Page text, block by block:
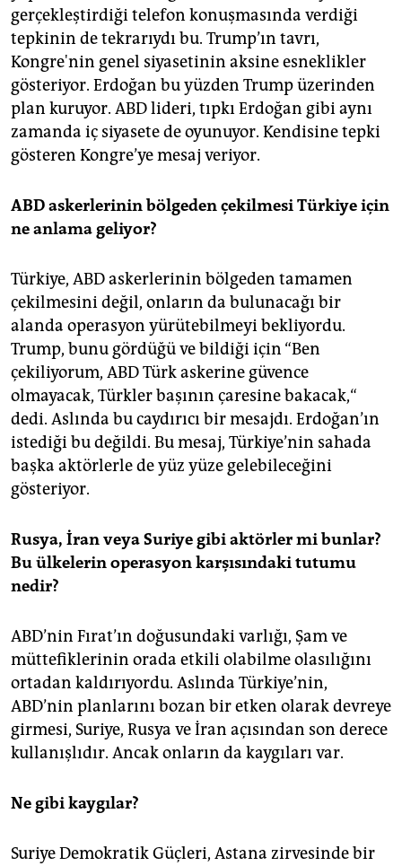
gerçekleştirdiği telefon konuşmasında verdiği
tepkinin de tekrarıydı bu. Trump’ın tavrı,
Kongre'nin genel siyasetinin aksine esneklikler
gösteriyor. Erdoğan bu yüzden Trump üzerinden
plan kuruyor. ABD lideri, tıpkı Erdoğan gibi aynı
zamanda iç siyasete de oyunuyor. Kendisine tepki
gösteren Kongre’ye mesaj veriyor.
ABD askerlerinin bölgeden çekilmesi Türkiye için
ne anlama geliyor?
Türkiye, ABD askerlerinin bölgeden tamamen
çekilmesini değil, onların da bulunacağı bir
alanda operasyon yürütebilmeyi bekliyordu.
Trump, bunu gördüğü ve bildiği için “Ben
çekiliyorum, ABD Türk askerine güvence
olmayacak, Türkler başının çaresine bakacak,“
dedi. Aslında bu caydırıcı bir mesajdı. Erdoğan’ın
istediği bu değildi. Bu mesaj, Türkiye’nin sahada
başka aktörlerle de yüz yüze gelebileceğini
gösteriyor.
Rusya, İran veya Suriye gibi aktörler mi bunlar?
Bu ülkelerin operasyon karşısındaki tutumu
nedir?
ABD’nin Fırat’ın doğusundaki varlığı, Şam ve
müttefiklerinin orada etkili olabilme olasılığını
ortadan kaldırıyordu. Aslında Türkiye’nin,
ABD’nin planlarını bozan bir etken olarak devreye
girmesi, Suriye, Rusya ve İran açısından son derece
kullanışlıdır. Ancak onların da kaygıları var.
Ne gibi kaygılar?
Suriye Demokratik Güçleri, Astana zirvesinde bir